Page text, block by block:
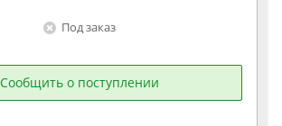
Под заказ
Сообщить о поступлении